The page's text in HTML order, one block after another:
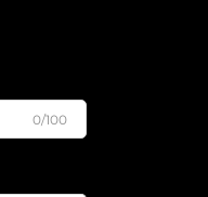
0/100